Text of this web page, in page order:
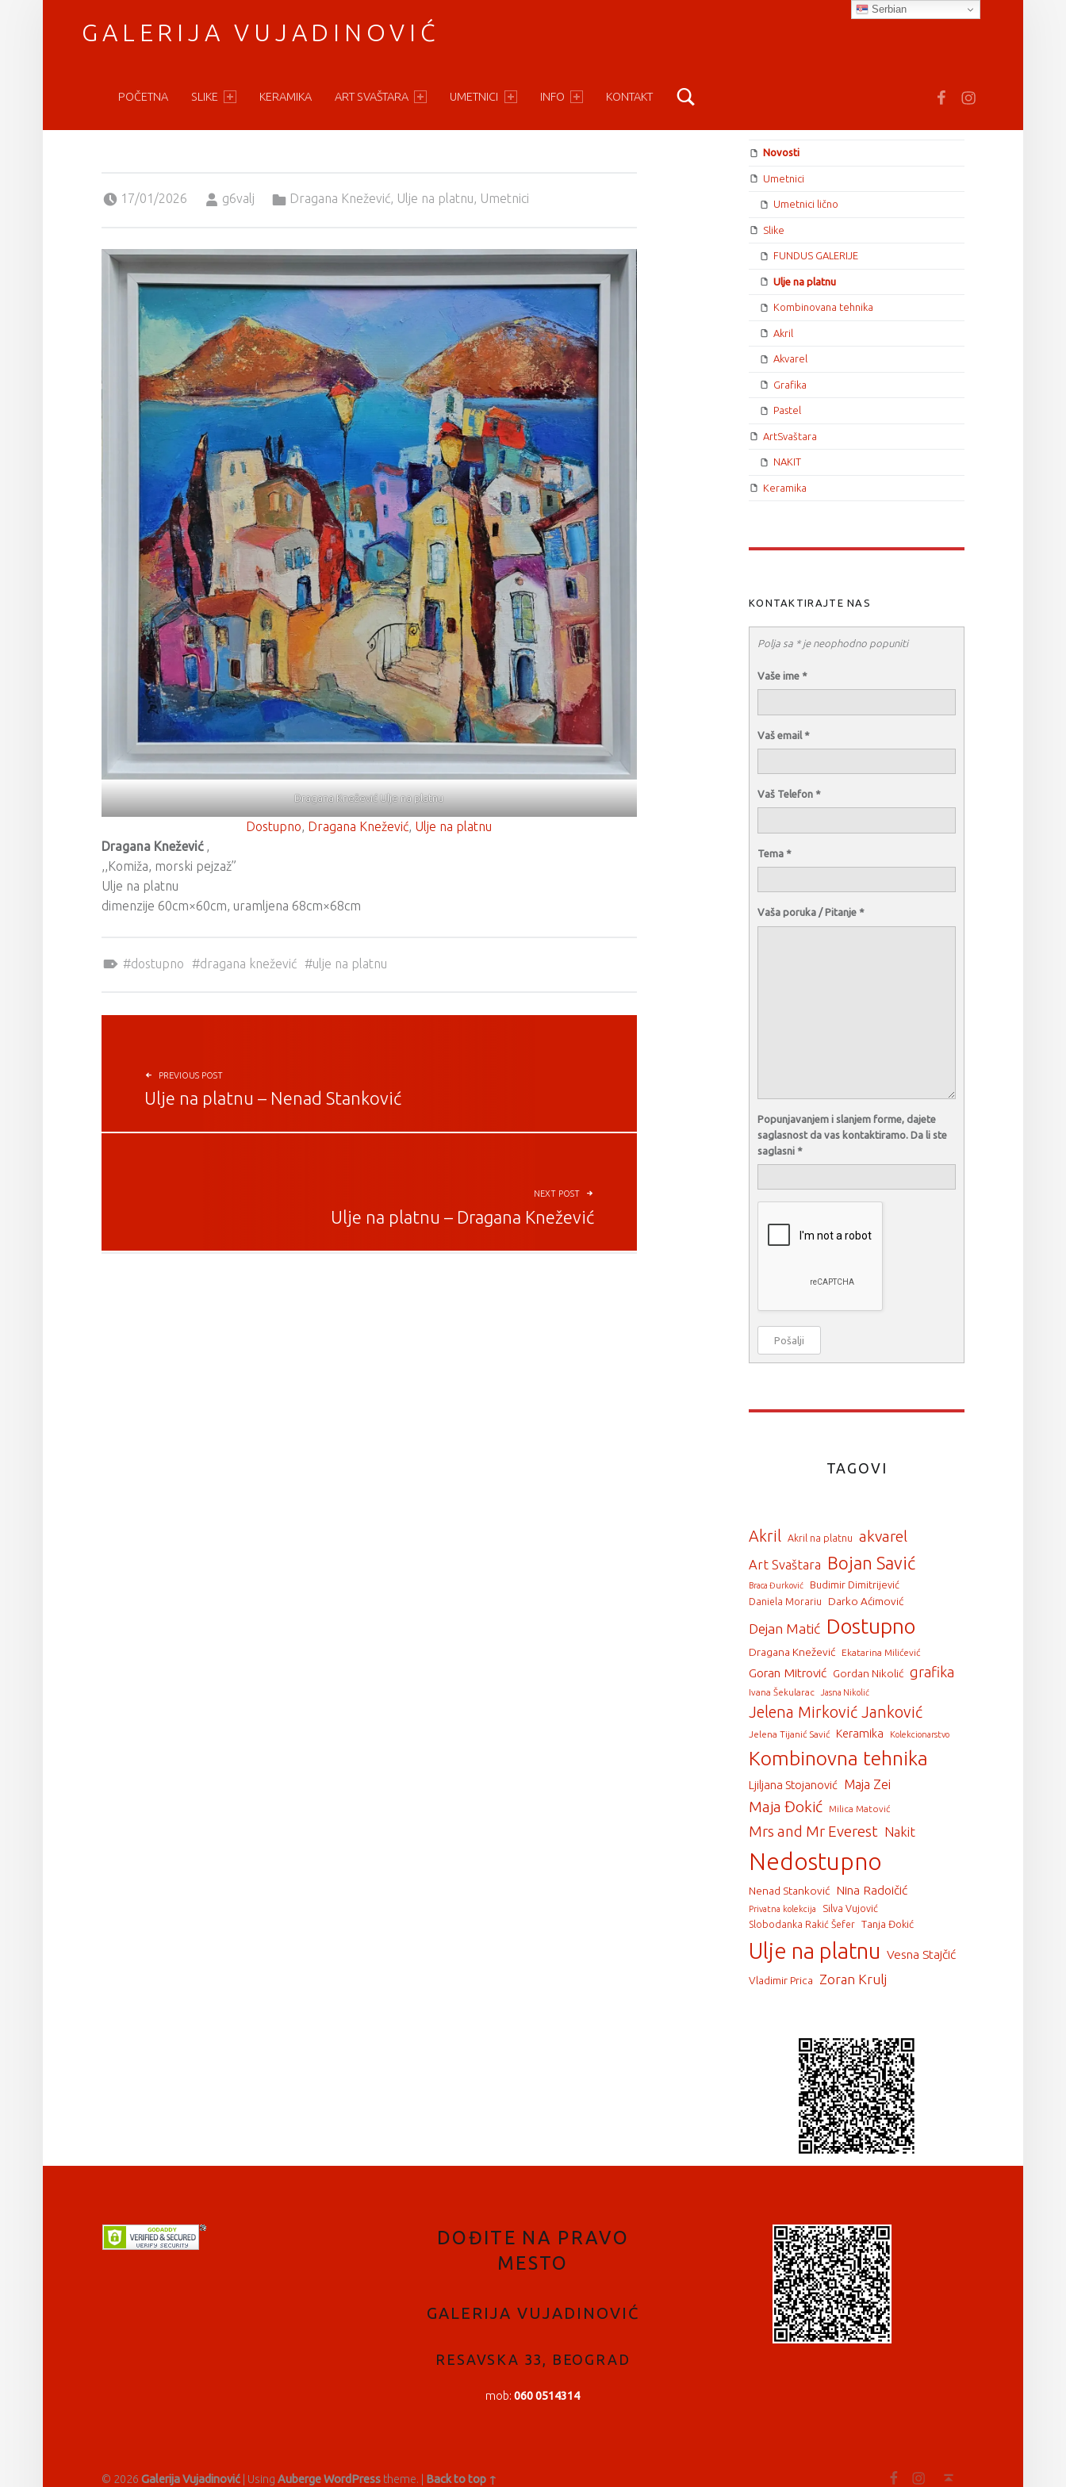
GALERIJA VUJADINOVIĆ
POČETNA SLIKE KERAMIKA ART SVAŠTARA UMETNICI INFO KONTAKT
17/01/2026
g6valj
Dragana Knežević, Ulje na platnu, Umetnici
Dragana Knežević Ulje na platnu
Dostupno, Dragana Knežević, Ulje na platnu
Dragana Knežević ,
,,Komiža, morski pejzaž”
Ulje na platnu
dimenzije 60cm×60cm, uramljena 68cm×68cm
dostupno
dragana knežević ulje na platnu
POST NAVIGATION
PREVIOUS POST
Ulje na platnu – Nenad Stanković
NEXT POST
Ulje na platnu – Dragana Knežević
Novosti
Umetnici
Umetnici lično
Slike
FUNDUS GALERIJE
Ulje na platnu
Kombinovana tehnika
Akril
Akvarel
Grafika
Pastel
ArtSvaštara
NAKIT
Keramika
KONTAKTIRAJTE NAS
Polja sa * je neophodno popuniti
Vaše ime *
Vaš email *
Vaš Telefon *
Tema *
Vaša poruka / Pitanje *
Popunjavanjem i slanjem forme, dajete
saglasnost da vas kontaktiramo. Da li ste
saglasni *
Pošalji
TAGOVI
Akril Akril na platnu akvarel
Art Svaštara Bojan Savić
Braca Đurković Budimir Dimitrijević
Daniela Morariu Darko Aćimović
Dejan Matić Dostupno
Dragana Knežević Ekatarina Milićević
Goran Mitrović Gordan Nikolić grafika
Ivana Šekularac Jasna Nikolić
Jelena Mirković Janković
Jelena Tijanić Savić Keramika Kolekcionarstvo
Kombinovna tehnika
Ljiljana Stojanović Maja Zei
Maja Đokić Milica Matović
Mrs and Mr Everest Nakit
Nedostupno
Nenad Stanković Nina Radoičić
Privatna kolekcija Silva Vujović
Slobodanka Rakić Šefer Tanja Đokić
Ulje na platnu Vesna Stajčić
Vladimir Prica Zoran Krulj
FOOTER SIDEBAR
DOĐITE NA PRAVO
MESTO
GALERIJA VUJADINOVIĆ
RESAVSKA 33, BEOGRAD
mob:060 0514314
© 2026 Galerija Vujadinović Using AubergeWordPresstheme. Back to top ↑
Fb In
Serbian